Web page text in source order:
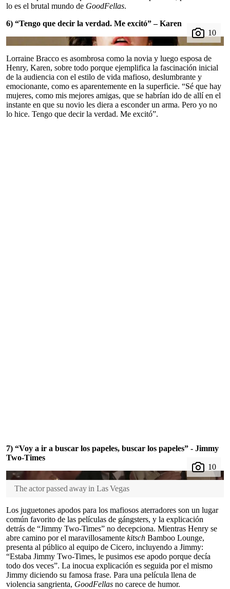
lo es el brutal mundo de GoodFellas.
6) “Tengo que decir la verdad. Me excitó” – Karen
Lorraine Bracco es asombrosa como la novia y luego esposa de
Henry, Karen, sobre todo porque ejemplifica la fascinación inicial
de la audiencia con el estilo de vida mafioso, deslumbrante y
emocionante, como es aparentemente en la superficie. “Sé que hay
mujeres, como mis mejores amigas, que se habrían ido de allí en el
instante en que su novio les diera a esconder un arma. Pero yo no
lo hice. Tengo que decir la verdad. Me excitó”.
7) “Voy a ir a buscar los papeles, buscar los papeles” - Jimmy
Two-Times
The actor passed away in Las Vegas
Los juguetones apodos para los mafiosos aterradores son un lugar
común favorito de las películas de gángsters, y la explicación
detrás de “Jimmy Two-Times” no decepciona. Mientras Henry se
abre camino por el maravillosamente kitsch Bamboo Lounge,
presenta al público al equipo de Cicero, incluyendo a Jimmy:
“Estaba Jimmy Two-Times, le pusimos ese apodo porque decía
todo dos veces”. La inocua explicación es seguida por el mismo
Jimmy diciendo su famosa frase. Para una película llena de
violencia sangrienta, GoodFellas no carece de humor.